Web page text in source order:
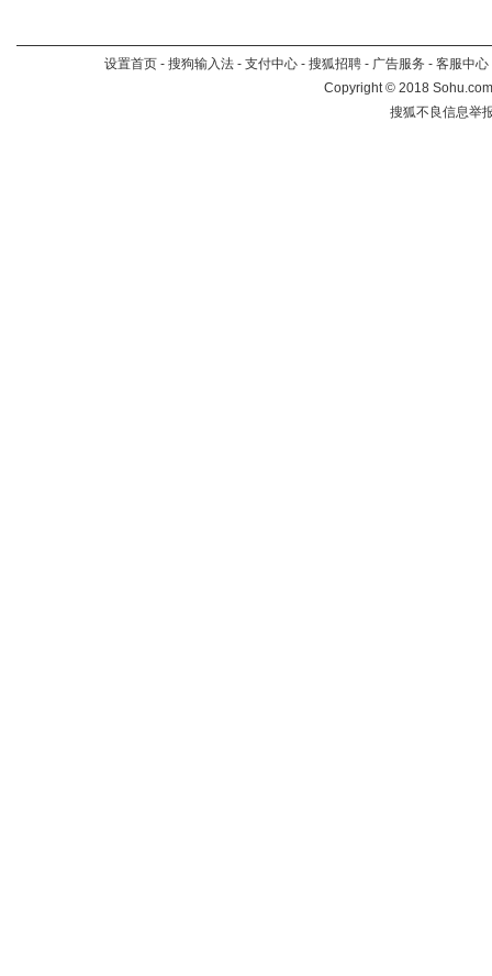
设置首页 - 搜狗输入法 - 支付中心 - 搜狐招聘 - 广告服务 - 客服中心
Copyright©2018
搜狐不良信息举